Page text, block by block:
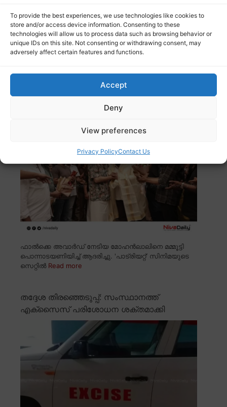
To provide the best experiences, we use technologies like cookies to
store and/or access device information. Consenting to these
technologies will allow us to process data such as browsing behavior or
unique IDs on this site. Not consenting or withdrawing consent, may
adversely affect certain features and functions.
Accept
Deny
View preferences
Privacy PolicyContact Us
തമിഴ്നാട് വാൽപ്പാറയിൽ നാല് വയസ്സുകാരനെ പുലി
കடித்து കൊന്നു. ആയിപാടി എസ്റ്റേറ്റിലെ തോട്ടം
more
മോഹൻലാലിനെ പൊന്നാടയണിയിച്ച് മമ്മൂട്ടി;
ഫാൽക്കെ അവാർഡ് നേടിയ മോഹൻലാലിനെ മമ്മൂട്ടി
പൊന്നാടയണിയിച്ച് ആദരിച്ചു. 'പാട്രിയറ്റ്' സിനിമയുടെ
സെറ്റിൽ Read more
തദ്ദേശ തിരഞ്ഞെടുപ്പ്: സംസ്ഥാനത്ത്
എക്സൈസ് പരിശോധന ശക്തമാക്കി